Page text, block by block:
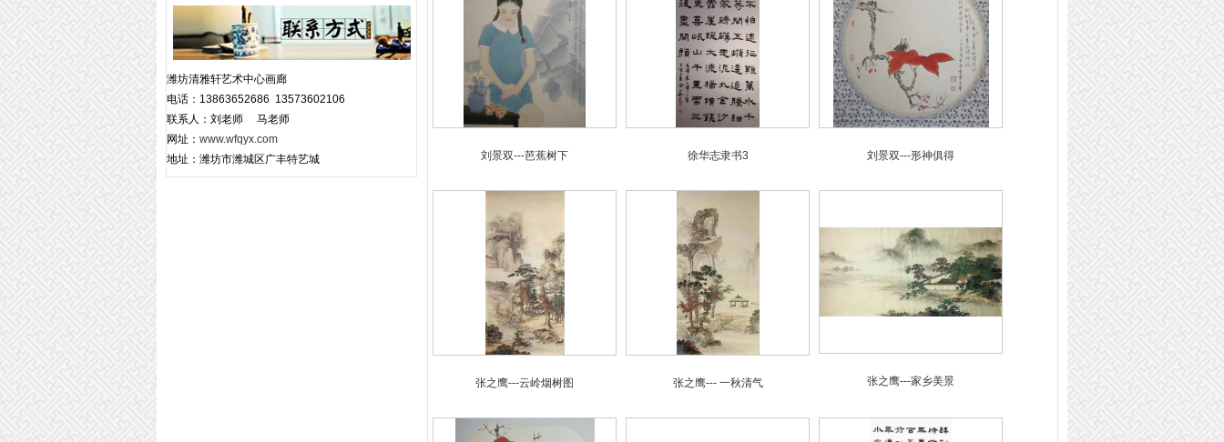
潍坊清雅轩艺术中心画廊
电话：13863652686 13573602106
联系人：刘老师 马老师
网址： www.wfqyx.com
地址：潍坊市潍城区广丰特艺城
刘景双---芭蕉树下 徐华志隶书3 刘景双---形神俱得
张之鹰---云岭烟树图 张之鹰--- 一秋清气 张之鹰---家乡美景